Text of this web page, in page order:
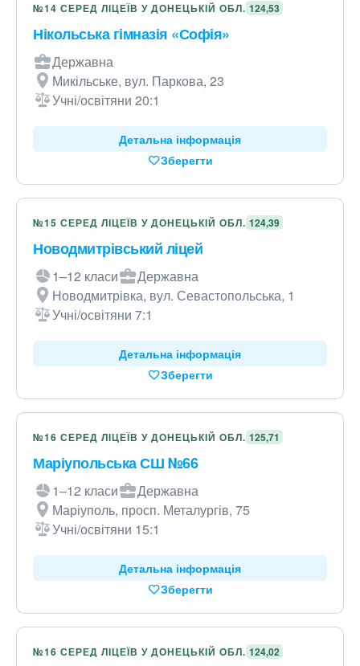
№14 СЕРЕД ЛІЦЕЇВ У ДОНЕЦЬКІЙ ОБЛ. 124,53
Нікольська гімназія «Софія»
Державна
Микільське, вул. Паркова, 23
Учні/освітяни 20:1
Детальна інформація
Зберегти
№15 СЕРЕД ЛІЦЕЇВ У ДОНЕЦЬКІЙ ОБЛ. 124,39
Новодмитрівський ліцей
1–12 класи
Державна
Новодмитрівка, вул. Севастопольська, 1
Учні/освітяни 7:1
Детальна інформація
Зберегти
№16 СЕРЕД ЛІЦЕЇВ У ДОНЕЦЬКІЙ ОБЛ. 125,71
Маріупольська СШ №66
1–12 класи
Державна
Маріуполь, просп. Металургів, 75
Учні/освітяни 15:1
Детальна інформація
Зберегти
№16 СЕРЕД ЛІЦЕЇВ У ДОНЕЦЬКІЙ ОБЛ. 124,02